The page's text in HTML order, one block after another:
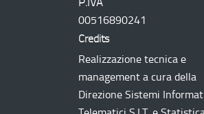
00516890241
Credits
Realizzazione tecnica e
management a cura della
Direzione Sistemi